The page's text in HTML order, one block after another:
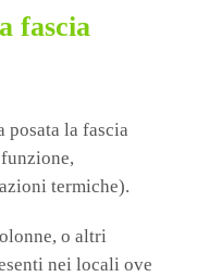
fascia
posata la fascia
termiche).
o altri
nei locali ove